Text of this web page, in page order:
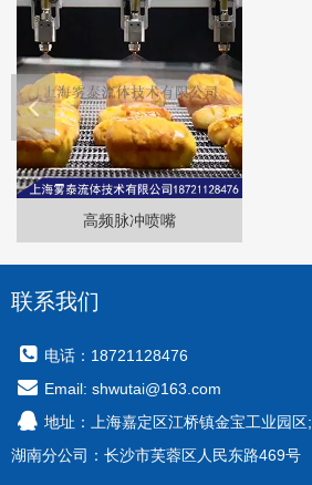
高频脉冲喷嘴
联系我们
电话：18721128476
Email: shwutai@163.com
地址：上海嘉定区江桥镇金宝工业园区;
湖南分公司：长沙市芙蓉区人民东路469号